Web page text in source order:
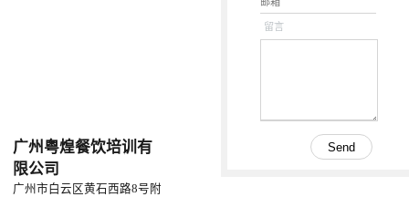
广州粤煌餐饮培训有
限公司
广州市白云区黄石西路8号附
留言